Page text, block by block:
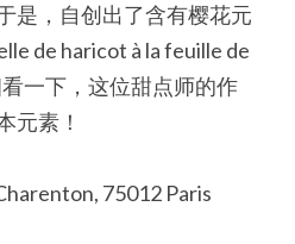
是，自创出了含有樱花元
de haricot à la feuille de
一下，这位甜点师的作
元素！
75012 Paris